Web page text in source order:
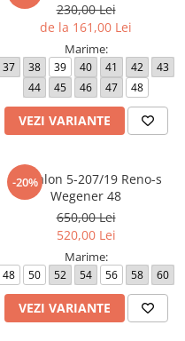
230,00 Lei
de la 161,00 Lei
Marime:
37 38 39 40 41 42
43
44
45 46 47 48
VEZI VARIANTE
-20%
Pantalon 5-207/19 Reno-s
Wegener 48
650,00 Lei
520,00 Lei
Marime:
48 50 52 54 56 58 60
VEZI VARIANTE